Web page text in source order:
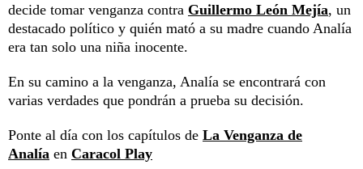
decide tomar venganza contra Guillermo León Mejía, un
destacado político y quién mató a su madre cuando Analía
era tan solo una niña inocente.
En su camino a la venganza, Analía se encontrará con
varias verdades que pondrán a prueba su decisión.
Ponte al día con los capítulos de La Venganza de
Analía en Caracol Play